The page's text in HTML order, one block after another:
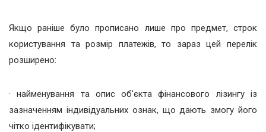
Якщо раніше було прописано лише про предмет, строк
користування та розмір платежів, то зараз цей перелік
розширено:
· найменування та опис об'єкта фінансового лізингу із
зазначенням індивідуальних ознак, що дають змогу його
чітко ідентифікувати;